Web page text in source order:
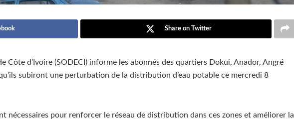
Share on Twitter
Côte d’Ivoire (SODECI) informe les abonnés des quartiers Dokui, Anador, Angré
subiront une perturbation de la distribution d’eau potable ce mercredi 8
nécessaires pour renforcer le réseau de distribution dans ces zones et améliorer la